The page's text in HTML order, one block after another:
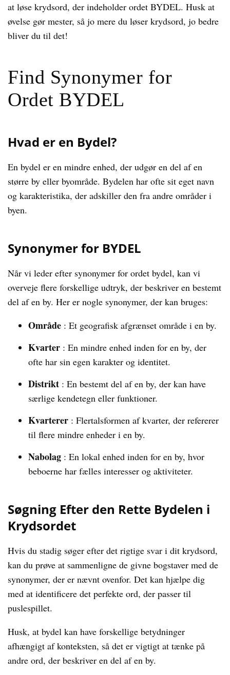
at løse krydsord, der indeholder ordet BYDEL. Husk at
øvelse gør mester, så jo mere du løser krydsord, jo bedre
bliver du til det!
Find Synonymer for
Ordet BYDEL
Hvad er en Bydel?
En bydel er en mindre enhed, der udgør en del af en
større by eller byområde. Bydelen har ofte sit eget navn
og karakteristika, der adskiller den fra andre områder i
byen.
Synonymer for BYDEL
Når vi leder efter synonymer for ordet bydel, kan vi
overveje flere forskellige udtryk, der beskriver en bestemt
del af en by. Her er nogle synonymer, der kan bruges:
Område : Et geografisk afgrænset område i en by.
Kvarter : En mindre enhed inden for en by, der
ofte har sin egen karakter og identitet.
Distrikt : En bestemt del af en by, der kan have
særlige kendetegn eller funktioner.
Kvarterer : Flertalsformen af kvarter, der refererer
til flere mindre enheder i en by.
Nabolag : En lokal enhed inden for en by, hvor
beboerne har fælles interesser og aktiviteter.
Søgning Efter den Rette Bydelen i
Krydsordet
Hvis du stadig søger efter det rigtige svar i dit krydsord,
kan du prøve at sammenligne de givne bogstaver med de
synonymer, der er nævnt ovenfor. Det kan hjælpe dig
med at identificere det perfekte ord, der passer til
puslespillet.
Husk, at bydel kan have forskellige betydninger
afhængigt af konteksten, så det er vigtigt at tænke på
andre ord, der beskriver en del af en by.